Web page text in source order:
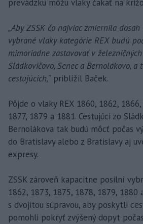
prevádzku môžu vlaky čakať na
„Aby ZSSK čo najviac zmiernila
vybrané vlaky kategórie REX budú
mimoriadne zastavovať v
Sládkovičovo, Senec a Bernolákovo,
cestujúcich,“ priblížil Baček.
Pôjde o vlaky REX 1860, 1862,
1877, 1879 a 1881. Cestujúci zo
Bernolákova tak budú môcť počas
do Bratislavy alebo z Bratislavy aj
expresy.
ZSSK zároveň kapacitne posilní
1862, 1873, 1875, 1878, 1879, 1880
s dvojitou súpravou, aby poskytli
pomohli pokryť zvýšený dopyt